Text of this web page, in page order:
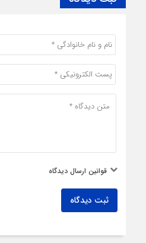
قوانین ارسال دیدگاه
ثبت دیدگاه